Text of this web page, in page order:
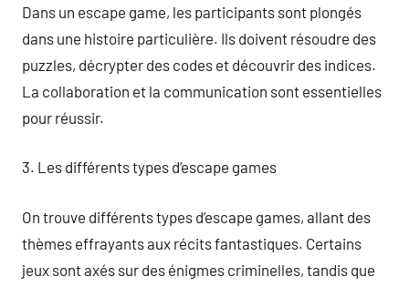
Dans un escape game, les participants sont plongés
dans une histoire particulière. Ils doivent résoudre des
puzzles, décrypter des codes et découvrir des indices.
La collaboration et la communication sont essentielles
pour réussir.
3. Les différents types d’escape games
On trouve différents types d’escape games, allant des
thèmes effrayants aux récits fantastiques. Certains
jeux sont axés sur des énigmes criminelles, tandis que